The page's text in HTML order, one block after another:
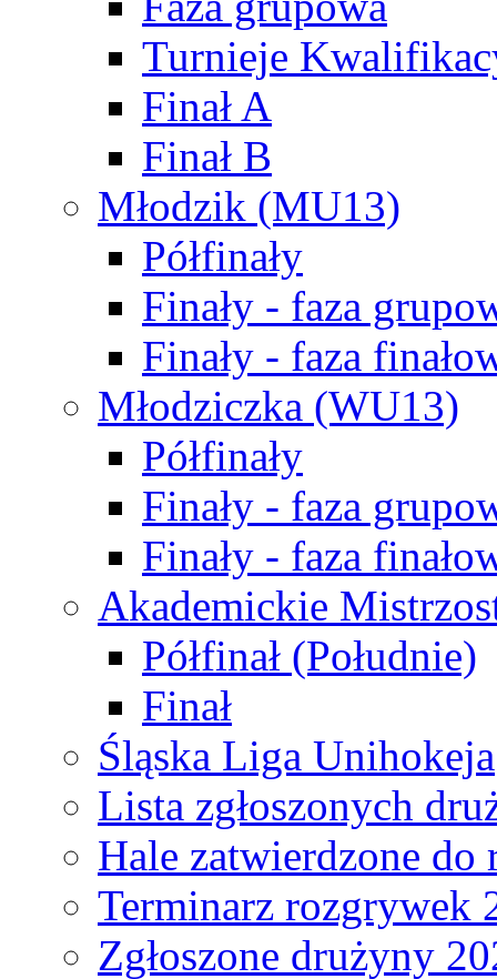
Turnieje
Finał A
Finał B
Młodzik (MU13)
Półfinały
Finały - faza
Finały - faza
Młodziczka (WU13)
Półfinały
Finały - faza
Finały - faza
Akademickie
Półfinał (Południe)
Finał
Śląska Liga Unihokeja
Lista zgłoszonych
Hale zatwierdzone do
Terminarz rozgrywek
Zgłoszone drużyny